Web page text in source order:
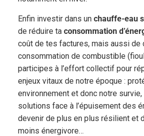
Enfin investir dans un chauffe-eau
de réduire ta consommation
coût de tes factures, mais aussi de
consommation de combustible
participes à l’effort collectif pour
enjeux vitaux de notre époque :
environnement et donc notre
solutions face à l’épuisement des
devenir de plus en plus résilient et
moins énergivore…